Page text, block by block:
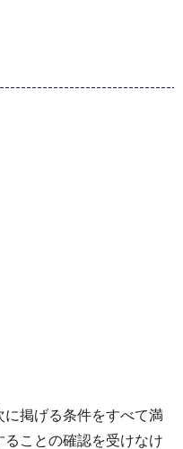
掲げる条件をすべて満
ことの確認を受けなけ